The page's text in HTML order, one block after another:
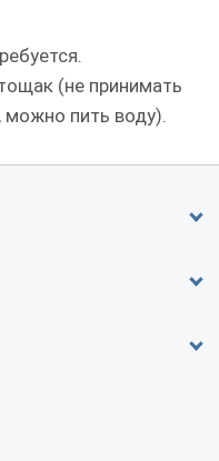
(не принимать
можно пить воду).